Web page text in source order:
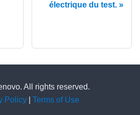
électrique du test.
All rights reserved.
Policy
Terms of Use